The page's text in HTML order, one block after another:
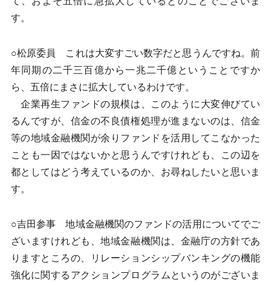
す。
○松原委員 これは大変すごい数字だと思うんですね。前
年同期の二千三百億から一兆二千億ということですか
ら、五倍にまさに拡大しているわけです。
企業再生ファンドの規模は、このように大変伸びてい
るんですが、信金の不良債権処理が進まないのは、信金
等の地域金融機関が余りファンドを活用してこなかった
ことも一因ではないかと思うんですけれども、この辺を
都としてはどう考えているのか、お尋ねしたいと思いま
す。
○吉田参事 地域金融機関のファンドの活用についてでご
ざいますけれども、地域金融機関は、金融庁の方針であ
りますところの、リレーションシップバンキングの機能
強化に関するアクションプログラムというのがございま